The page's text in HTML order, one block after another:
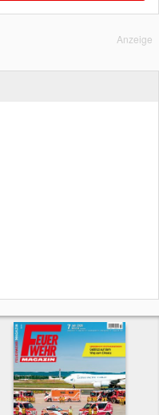
Anzeige